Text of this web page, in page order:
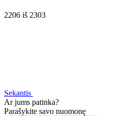
2206 iš 2303
Sekantis
Ar jums patinka?
Parašykite savo nuomonę